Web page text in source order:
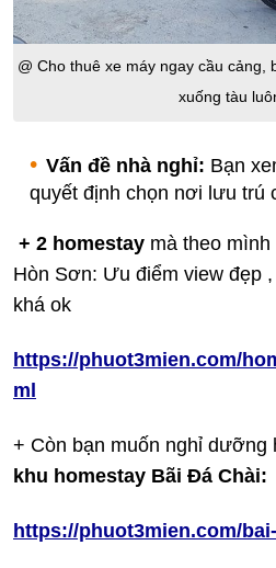
@ Cho thuê xe máy ngay cầu cảng,
xuống tàu
Vấn đề nhà nghỉ: Bạn
quyết định chọn nơi lưu trú
+ 2 homestay mà theo
Hòn Sơn: Ưu điểm view đẹp
khá ok
https://phuot3mien.com/
ml
+ Còn bạn muốn nghỉ dưỡng
khu homestay Bãi Đá Chài:
https://phuot3mien.com/